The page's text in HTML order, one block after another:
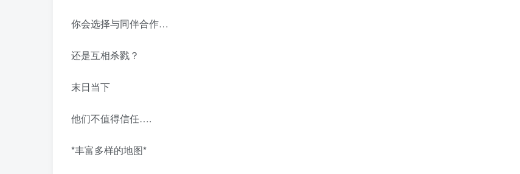
你会选择与同伴合作…
还是互相杀戮？
末日当下
他们不值得信任….
*丰富多样的地图*